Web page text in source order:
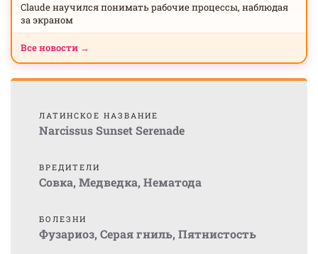
Claude научился понимать рабочие процессы, наблюдая
за экраном
Все новости →
ЛАТИНСКОЕ НАЗВАНИЕ
Narcissus Sunset Serenade
ВРЕДИТЕЛИ
Совка, Медведка, Нематода
БОЛЕЗНИ
Фузариоз, Серая гниль, Пятнистость